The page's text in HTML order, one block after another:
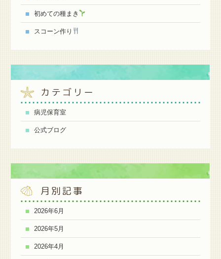
初めての種まき
スコーン作り
カテゴリー
病児保育室
公式ブログ
月別記事
2026年6月
2026年5月
2026年4月